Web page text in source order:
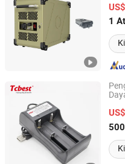
1
Jiangsu, China
Shenzhen Tcbest Battery
Guangdong, China